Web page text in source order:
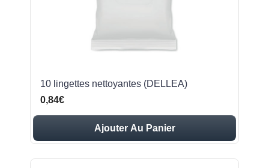
10 lingettes nettoyantes (DELLEA)
0,84€
Ajouter Au Panier